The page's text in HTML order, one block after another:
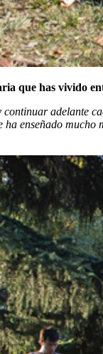
que has vivido
adelante
enseñado